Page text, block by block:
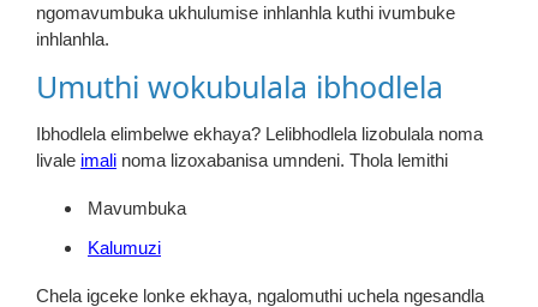
ngomavumbuka ukhulumise inhlanhla kuthi ivumbuke
inhlanhla.
Umuthi wokubulala ibhodlela
Ibhodlela elimbelwe ekhaya? Lelibhodlela lizobulala noma
livale imali noma lizoxabanisa umndeni. Thola lemithi
Mavumbuka
Kalumuzi
Chela igceke lonke ekhaya, ngalomuthi uchela ngesandla